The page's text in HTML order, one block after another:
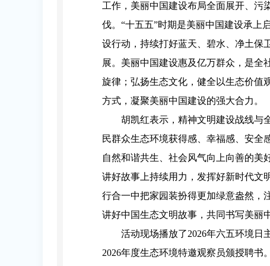
工作，美丽中国建设布局全面展开、污
伐。“十五五”时期是美丽中国建设承上
设行动，持续打好蓝天、碧水、净土保
展。美丽中国建设惠及亿万群众，是全
旋律；弘扬生态文化，健全以生态价值
方式，凝聚美丽中国建设的强大合力。
胡凯红表示，精神文明建设战线与
民群众生态环境获得感、幸福感、安全
自然和谐共生、社会风气向上向善的美
讲好故事上持续用力，发挥好新时代文
行合一中把家园装扮得更加绿意盎然，
讲好中国生态文明故事，共同书写美丽
活动现场播放了2026年六五环境日
2026年度生态环境特邀观察员颁授聘